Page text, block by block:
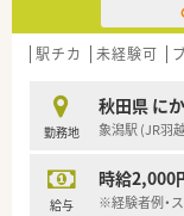
【求人情報につ
■正社員の勤
■経験次第で
■週32時間以
す。
【想定される
■未経験の方
駅チカ 未経験可
勤務地
秋田県 に
象潟駅 (JR羽
給与
時給2,000
※経験者例・